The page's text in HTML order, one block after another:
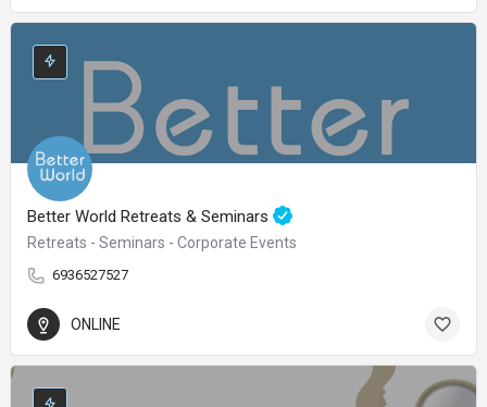
Better World Retreats & Seminars
Retreats - Seminars - Corporate Events
6936527527
ONLINE